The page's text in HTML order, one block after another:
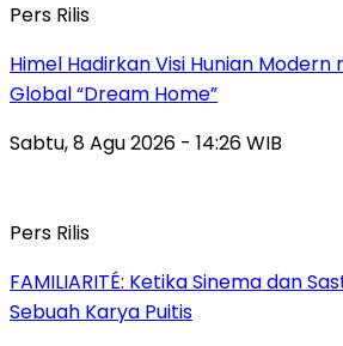
Pers Rilis
Himel Hadirkan Visi Hunian
Global “Dream Home”
Sabtu, 8 Agu 2026 - 14:26 WIB
Pers Rilis
FAMILIARITÉ: Ketika Sinema dan
Sebuah Karya Puitis